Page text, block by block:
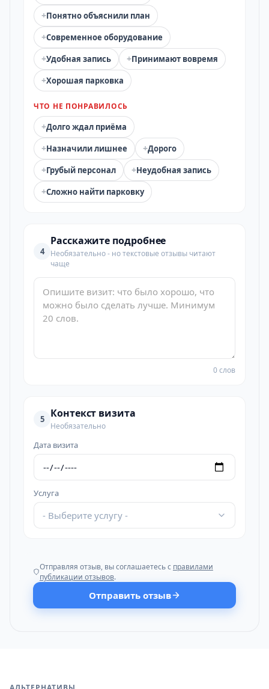
+Понятно объяснили план
+Современное оборудование
+Удобная запись +Принимают вовремя
+Хорошая парковка
ЧТО НЕ ПОНРАВИЛОСЬ
+Долго ждал приёма
+Назначили лишнее +Дорого
+Грубый персонал +Неудобная запись
+Сложно найти парковку
4
Расскажите подробнее
Необязательно - но текстовые отзывы читают
чаще
0 слов
5 Контекст визита
Необязательно
Дата визита
Услуга
- Выберите услугу -
Отправляя отзыв, вы соглашаетесь с правилами
публикации отзывов.
Отправить отзыв